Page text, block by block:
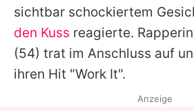
sichtbar schockiertem
den Kuss reagierte. Rapperin
(54) trat im Anschluss auf
ihren Hit "Work It".
Anzeige